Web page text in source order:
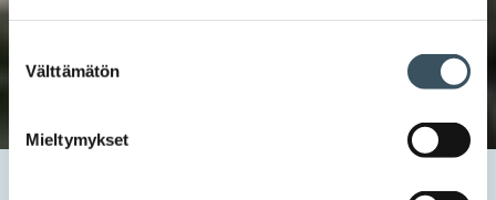
valinta
Välttämätön
Mieltymykset